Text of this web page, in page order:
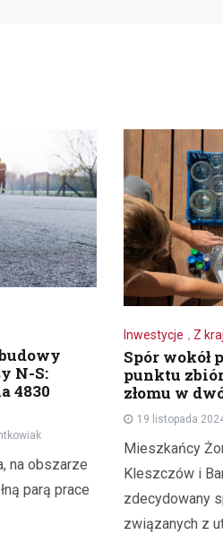
N-S:
4830
na obszarze
parą prace
Inwestycje , Z
Spór wokół
punktu
złomu w
19 listopada
Mieszkańcy
Kleszczów i
zdecydowany
związanych z